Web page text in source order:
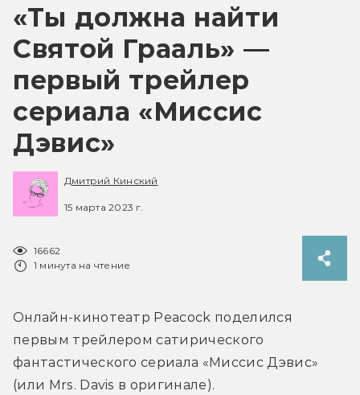
«Ты должна найти
Святой Грааль» —
первый трейлер
сериала «Миссис
Дэвис»
Дмитрий Кинский
15 марта 2023 г.
16662
1 минута на чтение
Онлайн-кинотеатр Peacock поделился
первым трейлером сатирического
фантастического сериала «Миссис Дэвис»
(или Mrs. Davis в оригинале).